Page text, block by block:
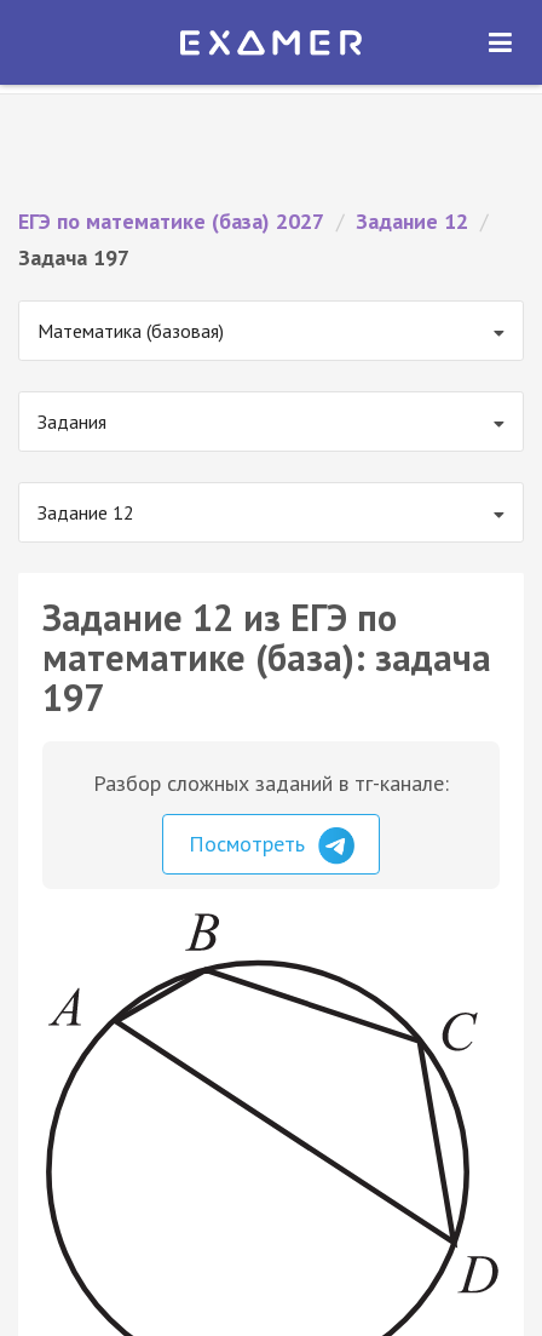
Экзамер — ЕГЭ 2027
ОТКРЫТЬ
ЕГЭ по математике (база) 2027 / Задание 12 /
Задача 197
Математика (базовая)
Задания
Задание 12
Задание 12 из ЕГЭ по
математике (база): задача
197
Разбор сложных заданий в тг-канале:
Посмотреть